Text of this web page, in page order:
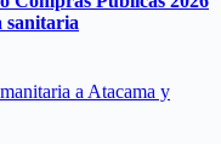
sanitaria